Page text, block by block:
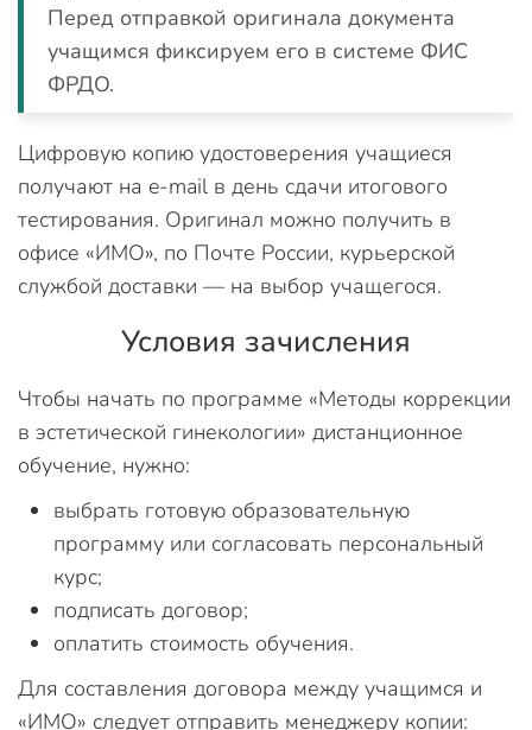
Перед отправкой оригинала документа
учащимся фиксируем его в системе ФИС
ФРДО.
Цифровую копию удостоверения учащиеся
получают на e-mail в день сдачи итогового
тестирования. Оригинал можно получить в
офисе «ИМО», по Почте России, курьерской
службой доставки — на выбор учащегося.
Условия зачисления
Чтобы начать по программе «Методы коррекции
в эстетической гинекологии» дистанционное
обучение, нужно:
выбрать готовую образовательную
программу или согласовать персональный
курс;
подписать договор;
оплатить стоимость обучения.
Для составления договора между учащимся и
«ИМО» следует отправить менеджеру копии: